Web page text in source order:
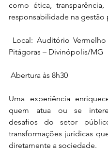
como ética,
responsabilidade na gestão
Local: Auditório
Pitágoras – Divinópolis/MG
Abertura às 8h30
Uma experiência
quem atua ou se
desafios do setor
transformações jurídicas
diretamente a sociedade.